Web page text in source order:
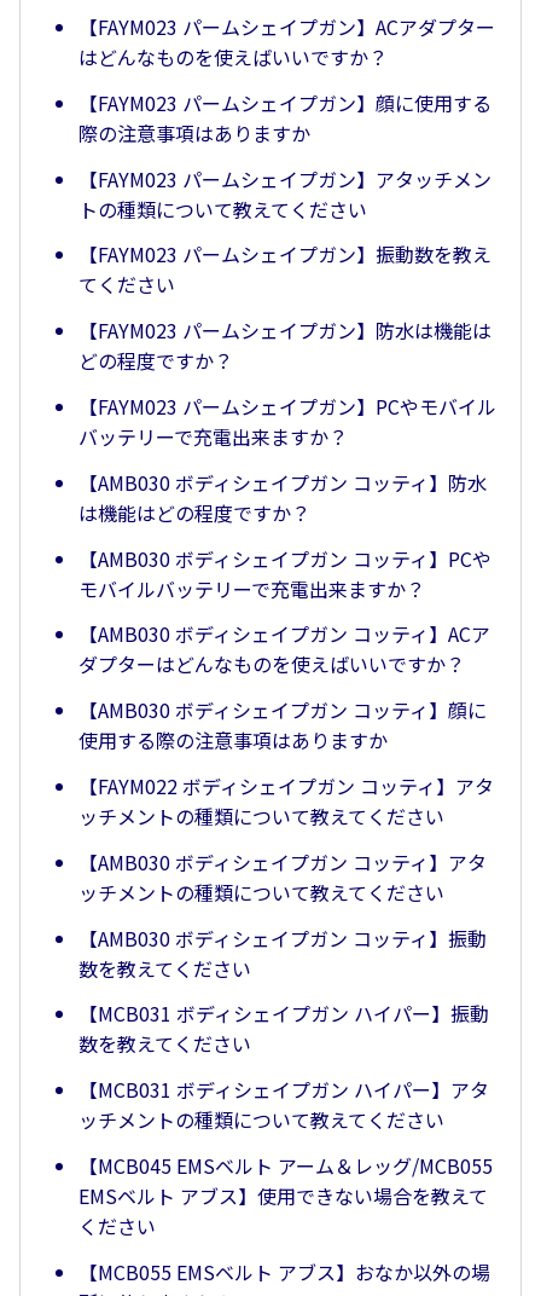
【FAYM023 パームシェイプガン】ACアダプター
はどんなものを使えばいいですか？
【FAYM023 パームシェイプガン】顔に使用する
際の注意事項はありますか
【FAYM023 パームシェイプガン】アタッチメン
トの種類について教えてください
【FAYM023 パームシェイプガン】振動数を教え
てください
【FAYM023 パームシェイプガン】防水は機能は
どの程度ですか？
【FAYM023 パームシェイプガン】PCやモバイル
バッテリーで充電出来ますか？
【AMB030 ボディシェイプガン コッティ】防水
は機能はどの程度ですか？
【AMB030 ボディシェイプガン コッティ】PCや
モバイルバッテリーで充電出来ますか？
【AMB030 ボディシェイプガン コッティ】ACア
ダプターはどんなものを使えばいいですか？
【AMB030 ボディシェイプガン コッティ】顔に
使用する際の注意事項はありますか
【FAYM022 ボディシェイプガン コッティ】アタ
ッチメントの種類について教えてください
【AMB030 ボディシェイプガン コッティ】アタ
ッチメントの種類について教えてください
【AMB030 ボディシェイプガン コッティ】振動
数を教えてください
【MCB031 ボディシェイプガン ハイパー】振動
数を教えてください
【MCB031 ボディシェイプガン ハイパー】アタ
ッチメントの種類について教えてください
【MCB045 EMSベルト アーム＆レッグ/MCB055
EMSベルト アブス】使用できない場合を教えて
ください
【MCB055 EMSベルト アブス】おなか以外の場